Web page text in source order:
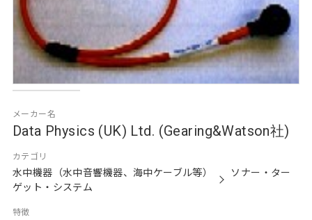
メーカー名
Data Physics (UK) Ltd. (Gearing&Watson社)
カテゴリ
水中機器（水中音響機器、海中ケーブル等）
ソナー・ター
ゲット・システム
特徴